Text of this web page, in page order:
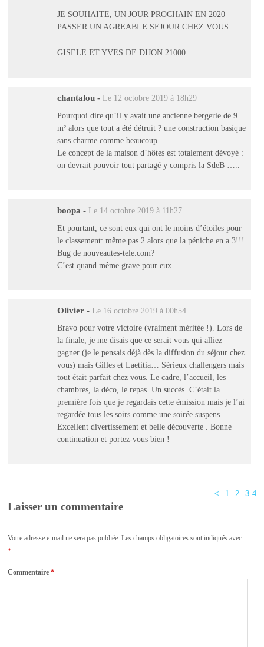
JE SOUHAITE, UN JOUR PROCHAIN EN 2020
PASSER UN AGREABLE SEJOUR CHEZ VOUS.
GISELE ET YVES DE DIJON 21000
chantalou - Le 12 octobre 2019 à 18h29
Pourquoi dire qu’il y avait une ancienne bergerie de 9
m² alors que tout a été détruit ? une construction basique
sans charme comme beaucoup…..
Le concept de la maison d’hôtes est totalement dévoyé :
on devrait pouvoir tout partagé y compris la SdeB …..
boopa - Le 14 octobre 2019 à 11h27
Et pourtant, ce sont eux qui ont le moins d’étoiles pour
le classement: même pas 2 alors que la péniche en a 3!!!
Bug de nouveautes-tele.com?
C’est quand même grave pour eux.
Olivier - Le 16 octobre 2019 à 00h54
Bravo pour votre victoire (vraiment méritée !). Lors de
la finale, je me disais que ce serait vous qui alliez
gagner (je le pensais déjà dès la diffusion du séjour chez
vous) mais Gilles et Laetitia… Sérieux challengers mais
tout était parfait chez vous. Le cadre, l’accueil, les
chambres, la déco, le repas. Un succès. C’était la
première fois que je regardais cette émission mais je l’ai
regardée tous les soirs comme une soirée suspens.
Excellent divertissement et belle découverte . Bonne
continuation et portez-vous bien !
< 1 2 3 4
Laisser un commentaire
Votre adresse e-mail ne sera pas publiée. Les champs obligatoires sont indiqués avec
*
Commentaire*